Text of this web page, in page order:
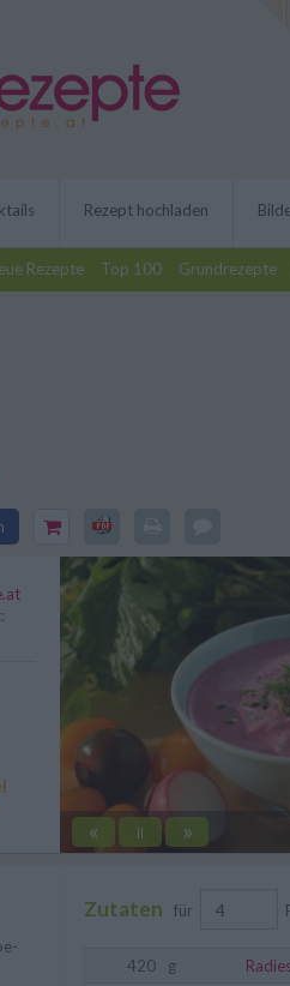
Rezepte Top 100 Grundrezepte
Rezept hochladen
Radieschensuppe hat eine
gekocht.
« || »
Zutaten für
420 g